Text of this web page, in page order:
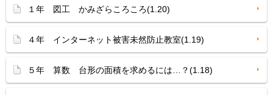
１年 図工 かみざらころころ(1.20)
４年 インターネット被害未然防止教室(1.19)
５年 算数 台形の面積を求めるには…？(1.18)